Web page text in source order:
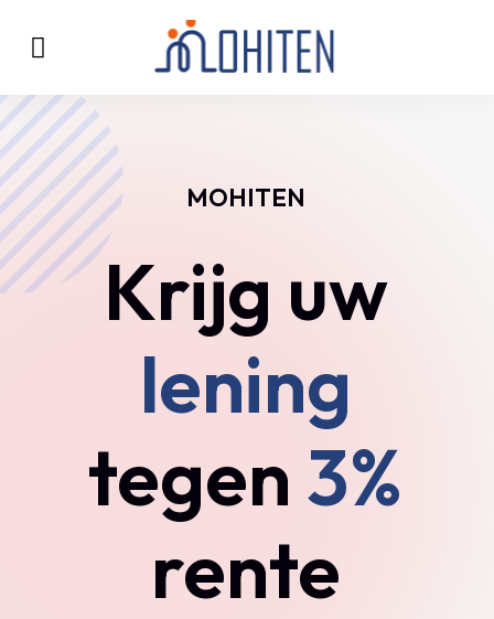
MOHITEN
Krijg uw
lening
tegen 3%
rente